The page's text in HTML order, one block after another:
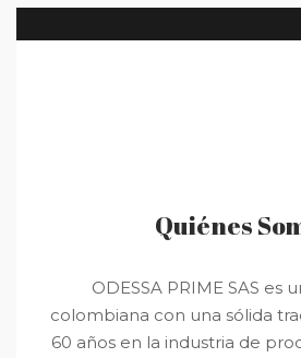
Quiénes
ODESSA PRIME SAS es
colombiana con una sólida
60 años en la industria de